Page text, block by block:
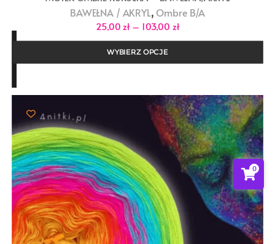
BAWEŁNA / AKRYL, Ombre B/A
25,00 zł – 103,00 złZakres
od
do
WYBIERZ OPCJE
0